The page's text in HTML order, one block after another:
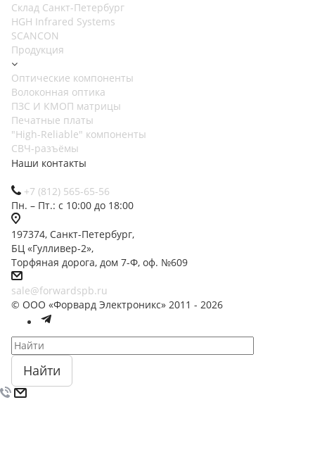
Cклад Санкт-Петербург
HGH Infrared Systems
SCANCON
Продукция
Оптические компоненты
Волоконная оптика
ПЗС И КМОП матрицы
Печатные платы
"High-Reliable" компоненты
СВЧ-разъёмы
Наши контакты
+7 (812) 565-65-56
Пн. – Пт.: с 10:00 до 18:00
197374, Санкт-Петербург,
БЦ «Гулливер-2»,
Торфяная дорога, дом 7-Ф, оф. №609
sale@forwardspb.ru
© ООО «Форвард Электроникс» 2011 - 2026
Найти